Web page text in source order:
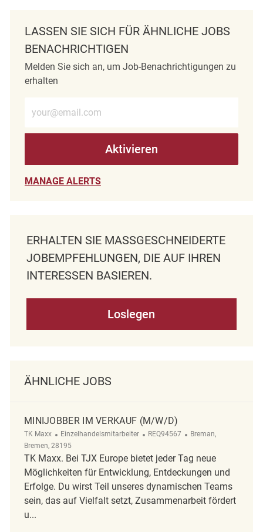
LASSEN SIE SICH FÜR ÄHNLICHE JOBS
BENACHRICHTIGEN
Melden Sie sich an, um Job-Benachrichtigungen zu
erhalten
Aktivieren
MANAGE ALERTS
ERHALTEN SIE MASSGESCHNEIDERTE J
OBEMPFEHLUNGEN, DIE AUF IHREN I
NTERESSEN BASIEREN.
Loslegen
ÄHNLICHE JOBS
MINIJOBBER IM VERKAUF (M/W/D)
TK Maxx Kategorie
Einzelhandelsmitarbeiter ReqId
REQ94567 Ort
Breman,
Bremen, 28195
TK Maxx. Bei TJX Europe bietet jeder Tag neue
Möglichkeiten für Entwicklung, Entdeckungen und
Erfolge. Du wirst Teil unseres dynamischen Teams
sein, das auf Vielfalt setzt, Zusammenarbeit fördert
u...